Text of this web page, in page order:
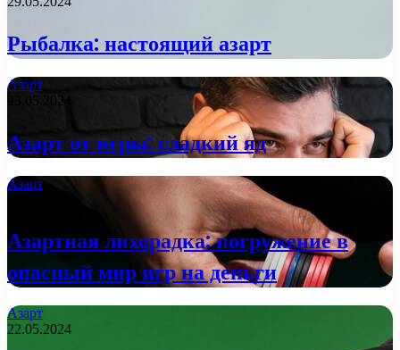
Рыбалка: настоящий азарт
Азарт
23.05.2024
Азарт от игры: сладкий яд
Азарт
Азартная лихорадка: погружение в
опасный мир игр на деньги
Азарт
22.05.2024